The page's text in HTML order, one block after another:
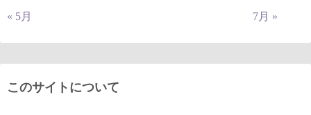
« 5月 7月 »
このサイトについて